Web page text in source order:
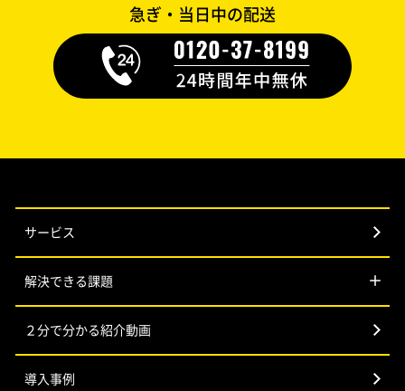
急ぎ・当日中の配送
サービス
解決できる課題
２分で分かる紹介動画
導入事例